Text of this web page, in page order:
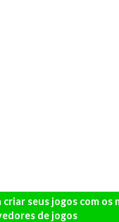
criar seus jogos com os
de jogos